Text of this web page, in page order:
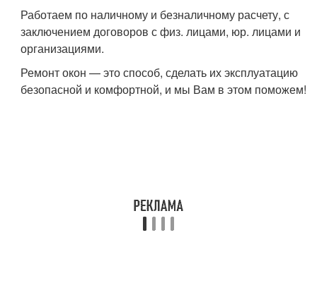
Работаем по наличному и безналичному расчету, с
заключением договоров с физ. лицами, юр. лицами и
организациями.
Ремонт окон — это способ, сделать их эксплуатацию
безопасной и комфортной, и мы Вам в этом поможем!